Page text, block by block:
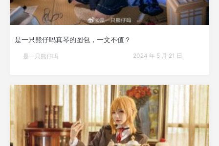
是一只熊仔吗真琴的图包，一文不值？
是一只熊仔吗 2024 年 5 月 21 日